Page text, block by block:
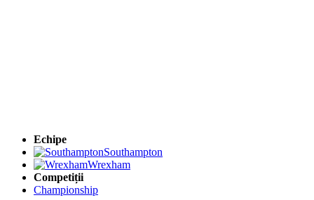
Echipe
Southampton
Wrexham
Competiții
Championship